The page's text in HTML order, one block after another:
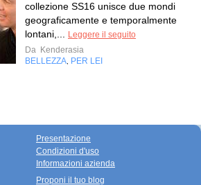
collezione SS16 unisce due mondi
geograficamente e temporalmente
lontani,...
Leggere il seguito
Da Kenderasia
BELLEZZA PER LEI
Presentazione
Condizioni d'uso
Informazioni azienda
Proponi il tuo blog